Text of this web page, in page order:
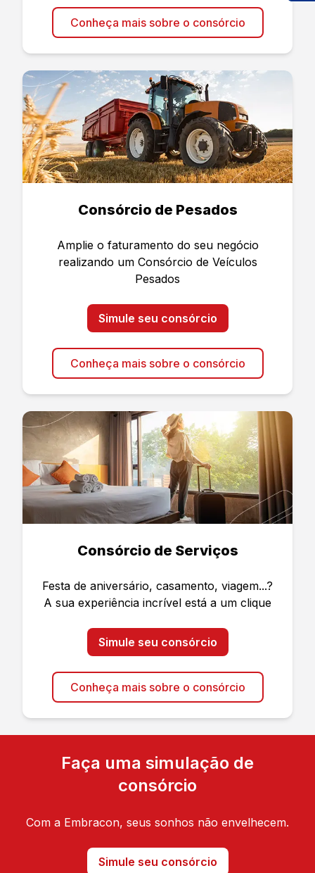
Conheça mais sobre o consórcio
Consórcio de Pesados
Amplie o faturamento do seu negócio
realizando um Consórcio de Veículos
Pesados
Simule seu consórcio
Conheça mais sobre o consórcio
Consórcio de Serviços
Festa de aniversário, casamento, viagem...?
A sua experiência incrível está a um clique
Simule seu consórcio
Conheça mais sobre o consórcio
Faça uma simulação de
consórcio
Com a Embracon, seus sonhos não envelhecem.
Simule seu consórcio